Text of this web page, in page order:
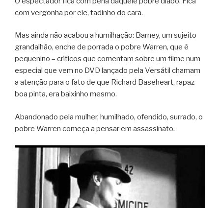
com vergonha por ele, tadinho do cara.
Mas ainda não acabou a humilhação: Barney, um sujeito
grandalhão, enche de porrada o pobre Warren, que é
pequenino – críticos que comentam sobre um filme num
especial que vem no DVD lançado pela Versátil chamam
a atenção para o fato de que Richard Baseheart, rapaz
boa pinta, era baixinho mesmo.
Abandonado pela mulher, humilhado, ofendido, surrado, o
pobre Warren começa a pensar em assassinato.